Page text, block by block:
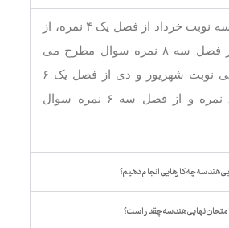
در امتحان نهایی هندسه نوبت خرداد از فصل یک ۴ نمره، از
فصل دو ۸ نمره و از فصل سه ۸ نمره سوال مطرح می
شود. در امتحان نهایی نوبت شهریور و دی از فصل یک ۶
نمره، از فصل دو ۸ نمره و از فصل سه ۶ نمره سوال
هندسه چه کارهایی انجام دهیم؟
نهایی هندسه چقدر است؟